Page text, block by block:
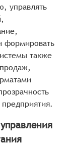
управлять
формировать
также